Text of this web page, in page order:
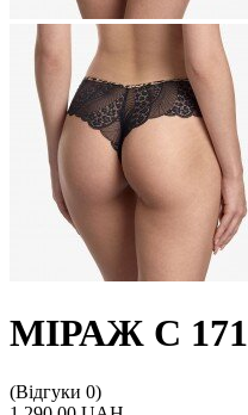
МІРАЖ С 171
(Відгуки 0)